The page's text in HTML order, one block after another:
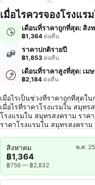
เมื่อไรควรจองโรงแร
เดือนที่ราคาถูกที่สุด: สิง
฿1,364 ต่อคืน
ราคาปกติรายปี
฿1,853 ต่อคืน
เดือนที่ราคาสูงที่สุด: เม
฿2,184 ต่อคืน
คำถามที่พบบ่อยเกี่ยว
เมื่อไรเป็นช่วงที่ราคาถูกที่สุดใ
เมื่อไรที่ราคาโรงแรมใน สมุทร
โรงแรมใน สมุทรสงคราม ราค
ราคาโรงแรมใน สมุทรสงคราม
สิงหาคม พ.ศ.
฿1,364
฿756 — ฿2,832